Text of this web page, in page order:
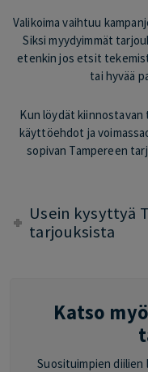
Valikoima vaihtuu
Siksi myydyimmät
etenkin jos etsit
tai hyvää
Kun löydät
käyttöehdot ja
sopivan Tampereen
Usein kysyttyä
tarjouksista
Katso
Suosituimpien